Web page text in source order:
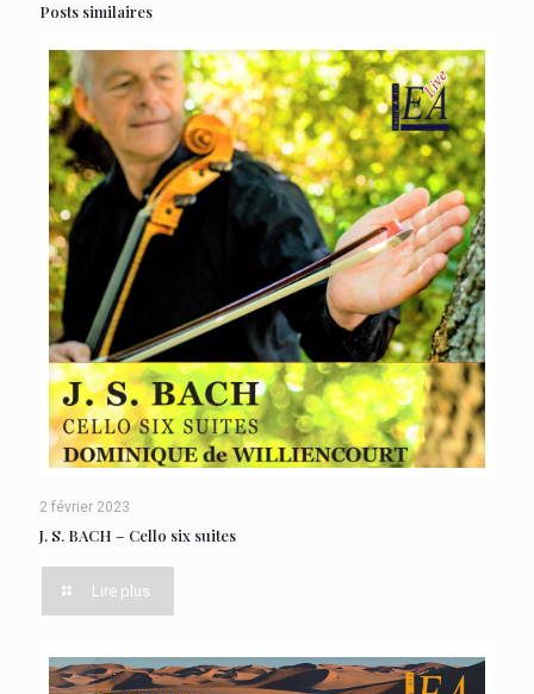
Posts similaires
2 février 2023
J. S. BACH – Cello six suites
Lire plus